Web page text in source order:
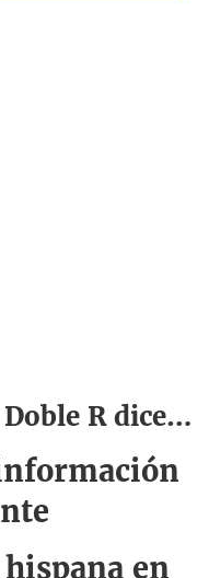
Doble R dice…
en